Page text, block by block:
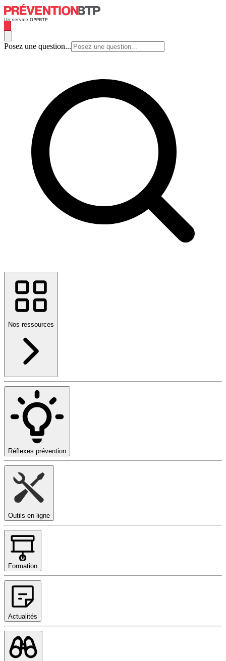
Posez une question...
Nos ressources
Réflexes prévention
Outils en ligne
Formation
Actualités